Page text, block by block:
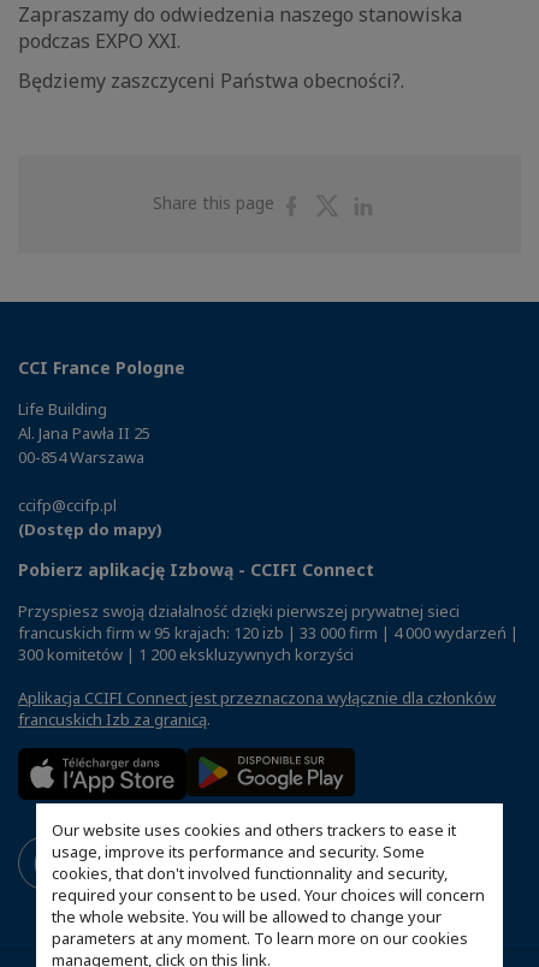
Our website uses cookies and others trackers to ease it
usage, improve its performance and security. Some
cookies, that don't involved functionnality and security,
required your consent to be used. Your choices will concern
the whole website. You will be allowed to change your
parameters at any moment. To learn more on our cookies
management,click on this link.
Zapraszamy do odwiedzenia naszego stanowiska
podczas EXPO XXI.
Będziemy zaszczyceni Państwa obecności?.
Share this page
ShareShare
CCI France Pologne
Life Building
Al. Jana Pawła II 25
00-854 Warszawa
ccifp@ccifp.pl
(Dostęp do mapy)
Pobierz aplikację Izbową - CCIFI Connect
Przyspiesz swoją działalność dzięki pierwszej prywatnej sieci
francuskich firm w 95 krajach: 120 izb | 33 000 firm | 4 000 wydarzeń |
300 komitetów | 1 200 ekskluzywnych korzyści
Aplikacja CCIFI Connect jest przeznaczona wyłącznie dla członków
francuskich Izb za granicą.